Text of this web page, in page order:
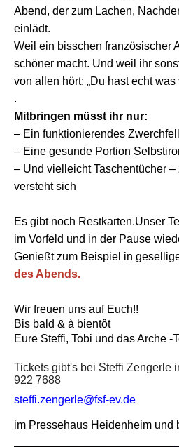
Abend, der zum Lachen,
einlädt.
Weil ein bisschen französischer
schöner macht. Und weil ihr
von allen hört: „Du hast echt was
.
Mitbringen müsst ihr nur:
– Ein funktionierendes Zwerchfell
– Eine gesunde Portion
– Und vielleicht Taschentücher –
versteht sich
Es gibt noch Restkarten.Unser
im Vorfeld und in der Pause
Genießt zum Beispiel in
des Abends.
Wir freuen uns auf Euch!!
Bis bald & à bientôt
Eure Steffi, Tobi und das Arche -
Tickets gibt's bei Steffi Zengerle
922 7688
steffi.zengerle@fsf-ev.de
im Pressehaus Heidenheim und